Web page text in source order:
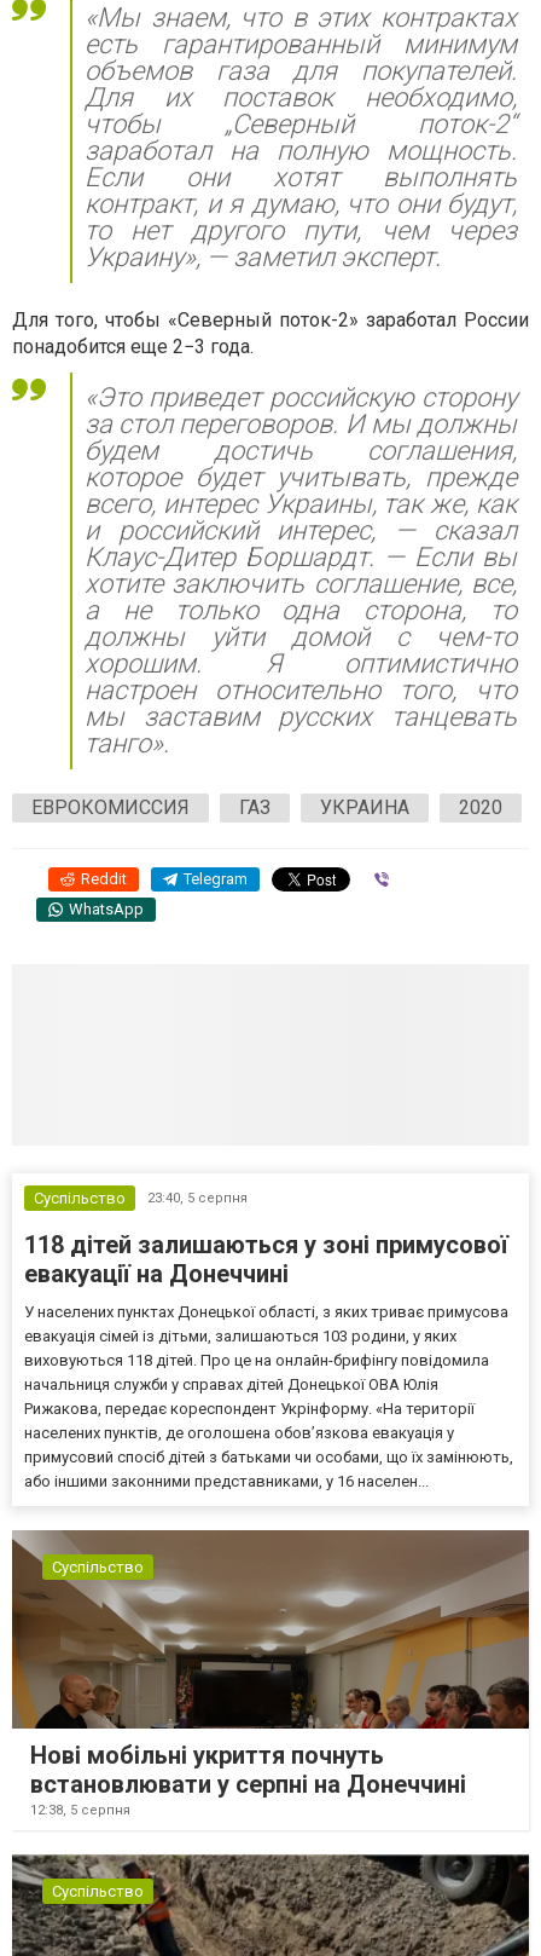
«Мы знаем, что в этих контрактах
есть гарантированный минимум
объемов газа для покупателей.
Для их поставок необходимо,
чтобы „Северный поток-2“
заработал на полную мощность.
Если они хотят выполнять
контракт, и я думаю, что они будут,
то нет другого пути, чем через
Украину», — заметил эксперт.
Для того, чтобы «Северный поток-2» заработал России
понадобится еще 2−3 года.
«Это приведет российскую сторону
за стол переговоров. И мы должны
будем достичь соглашения,
которое будет учитывать, прежде
всего, интерес Украины, так же, как
и российский интерес, — сказал
Клаус-Дитер Боршардт. — Если вы
хотите заключить соглашение, все,
а не только одна сторона, то
должны уйти домой с чем-то
хорошим. Я оптимистично
настроен относительно того, что
мы заставим русских танцевать
танго».
ЕВРОКОМИССИЯ ГАЗ УКРАИНА 2020
Reddit Telegram
WhatsApp
Суспільство 23:40, 5 серпня
118 дітей залишаються у зоні примусової
евакуації на Донеччині
У населених пунктах Донецької області, з яких триває примусова
евакуація сімей із дітьми, залишаються 103 родини, у яких
виховуються 118 дітей. Про це на онлайн-брифінгу повідомила
начальниця служби у справах дітей Донецької ОВА Юлія
Рижакова, передає кореспондент Укрінформу. «На території
населених пунктів, де оголошена обов’язкова евакуація у
примусовий спосіб дітей з батьками чи особами, що їх замінюють,
або іншими законними представниками, у 16 населен...
Суспільство
Нові мобільні укриття почнуть
встановлювати у серпні на Донеччині
12:38, 5 серпня
Суспільство